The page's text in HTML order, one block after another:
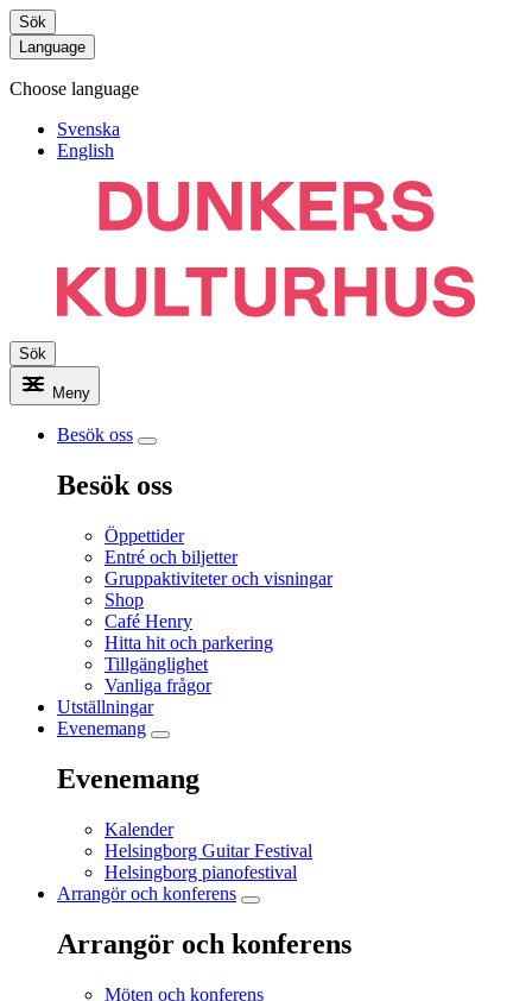
Sök
Language
Choose language
Svenska
English
Sök
Meny
Besök oss
Besök oss
Öppettider
Entré och biljetter
Gruppaktiviteter och visningar
Shop
Café Henry
Hitta hit och parkering
Tillgänglighet
Vanliga frågor
Utställningar
Evenemang
Evenemang
Kalender
Helsingborg Guitar Festival
Helsingborg pianofestival
Arrangör och konferens
Arrangör och konferens
Möten och konferens